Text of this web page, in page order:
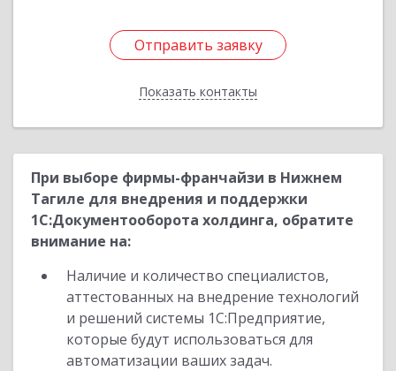
Отправить заявку
Показать контакты
Отправить заявку
Назад
При выборе фирмы-франчайзи в Нижнем
Тагиле для внедрения и поддержки
1С:Документооборота холдинга, обратите
внимание на:
Наличие и количество специалистов,
аттестованных на внедрение технологий
и решений системы 1С:Предприятие,
которые будут использоваться для
автоматизации ваших задач.